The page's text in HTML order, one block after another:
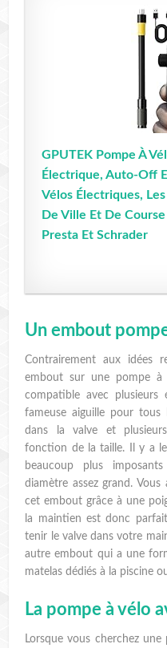
GPUTEK Pompe À
Électrique, Auto-Off
Vélos Électriques,
De Ville Et De
Presta Et Schrader
Un embout
Contrairement aux idées
embout sur une pompe à
compatible avec plusieurs
fameuse aiguille pour tous
dans la valve et
fonction de la taille. Il y a
beaucoup plus
diamètre assez grand.
cet embout grâce à une
la maintien est donc
tenir le valve dans votre
autre embout qui a une
matelas dédiés à la piscine
La pompe à vélo
Lorsque vous cherchez